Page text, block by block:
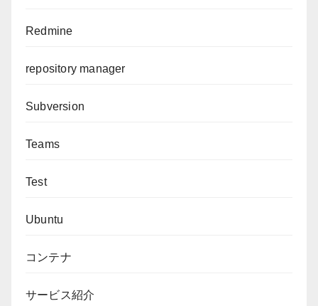
Redmine
repository manager
Subversion
Teams
Test
Ubuntu
コンテナ
サービス紹介